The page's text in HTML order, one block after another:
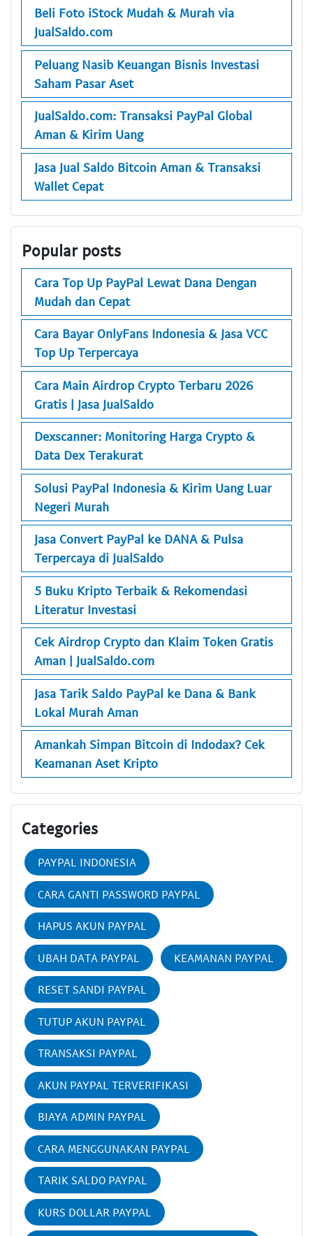
Beli Foto iStock Mudah & Murah via
JualSaldo.com
Peluang Nasib Keuangan Bisnis Investasi
Saham Pasar Aset
JualSaldo.com: Transaksi PayPal Global
Aman & Kirim Uang
Jasa Jual Saldo Bitcoin Aman & Transaksi
Wallet Cepat
Popular posts
Cara Top Up PayPal Lewat Dana Dengan
Mudah dan Cepat
Cara Bayar OnlyFans Indonesia & Jasa VCC
Top Up Terpercaya
Cara Main Airdrop Crypto Terbaru 2026
Gratis | Jasa JualSaldo
Dexscanner: Monitoring Harga Crypto &
Data Dex Terakurat
Solusi PayPal Indonesia & Kirim Uang Luar
Negeri Murah
Jasa Convert PayPal ke DANA & Pulsa
Terpercaya di JualSaldo
5 Buku Kripto Terbaik & Rekomendasi
Literatur Investasi
Cek Airdrop Crypto dan Klaim Token Gratis
Aman | JualSaldo.com
Jasa Tarik Saldo PayPal ke Dana & Bank
Lokal Murah Aman
Amankah Simpan Bitcoin di Indodax? Cek
Keamanan Aset Kripto
Categories
PAYPAL INDONESIA
CARA GANTI PASSWORD PAYPAL
HAPUS AKUN PAYPAL
UBAH DATA PAYPAL KEAMANAN PAYPAL
RESET SANDI PAYPAL
TUTUP AKUN PAYPAL
TRANSAKSI PAYPAL
AKUN PAYPAL TERVERIFIKASI
BIAYA ADMIN PAYPAL
CARA MENGGUNAKAN PAYPAL
TARIK SALDO PAYPAL
KURS DOLLAR PAYPAL